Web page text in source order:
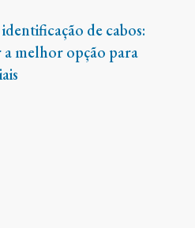
de cabos:
melhor opção para